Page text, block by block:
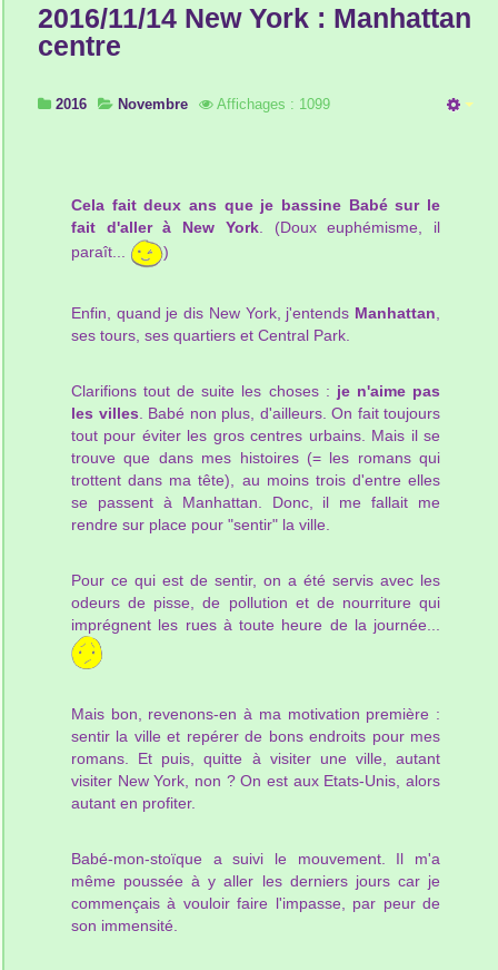
2016/11/14 New York : Manhattan
centre
2016 Novembre Affichages : 1099
Cela fait deux ans que je bassine Babé sur le
fait d'aller à New York. (Doux euphémisme, il
paraît...
)
Enfin, quand je dis New York, j'entends Manhattan
ses tours, ses quartiers et Central Park.
Clarifions tout de suite les choses : je n'aime pas
les villes . Babé non plus, d'ailleurs. On fait toujours
tout pour éviter les gros centres urbains. Mais il se
trouve que dans mes histoires (= les romans qui
trottent dans ma tête), au moins trois d'entre elles
se passent à Manhattan. Donc, il me fallait me
rendre sur place pour "sentir" la ville.
Pour ce qui est de sentir, on a été servis avec les
odeurs de pisse, de pollution et de nourriture qui
imprégnent les rues à toute heure de la journée...
Mais bon, revenons-en à ma motivation première :
sentir la ville et repérer de bons endroits pour mes
romans. Et puis, quitte à visiter une ville, autant
visiter New York, non ? On est aux Etats-Unis, alors
autant en profiter.
Babé-mon-stoïque a suivi le mouvement. Il m'a
même poussée à y aller les derniers jours car je
commençais à vouloir faire l'impasse, par peur de
son immensité.